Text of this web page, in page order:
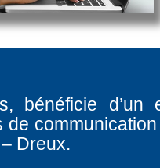
bénéficie d’un
Dreux.